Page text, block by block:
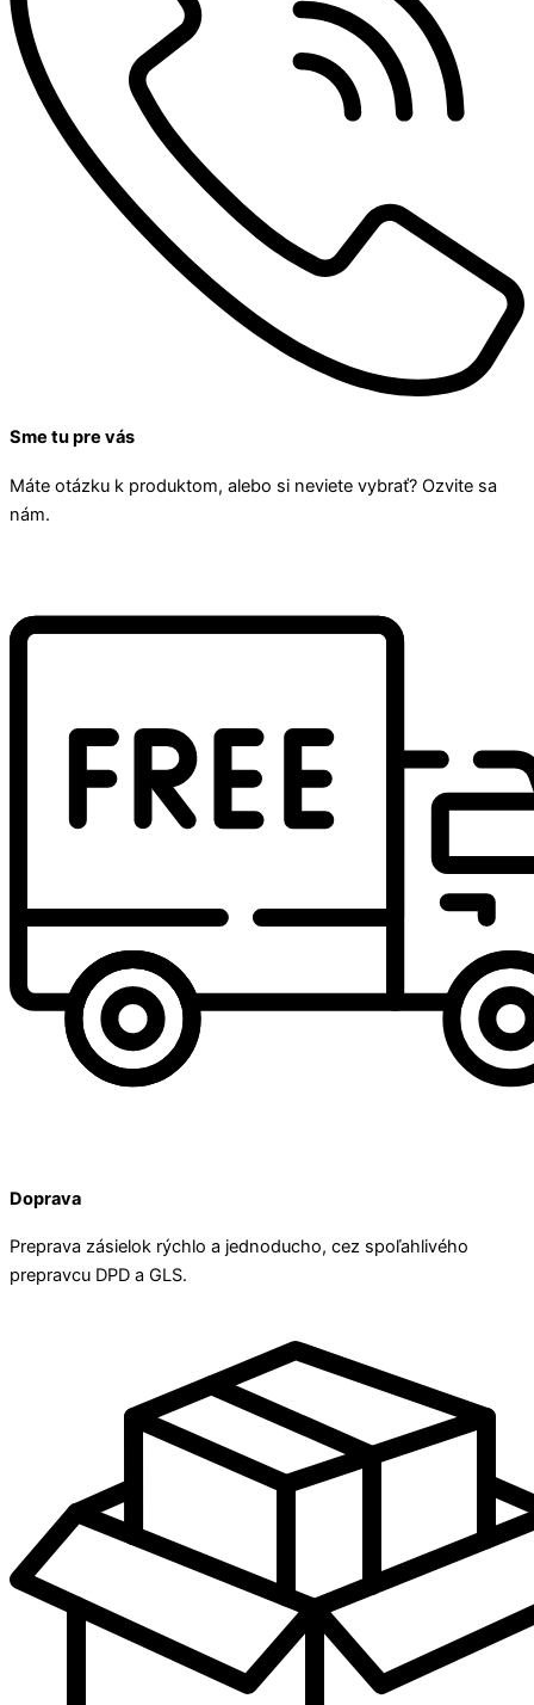
Sme tu pre vás
Máte otázku k produktom, alebo si neviete vybrať? Ozvite sa
nám.
Doprava
Preprava zásielok rýchlo a jednoducho, cez spoľahlivého
prepravcu DPD a GLS.